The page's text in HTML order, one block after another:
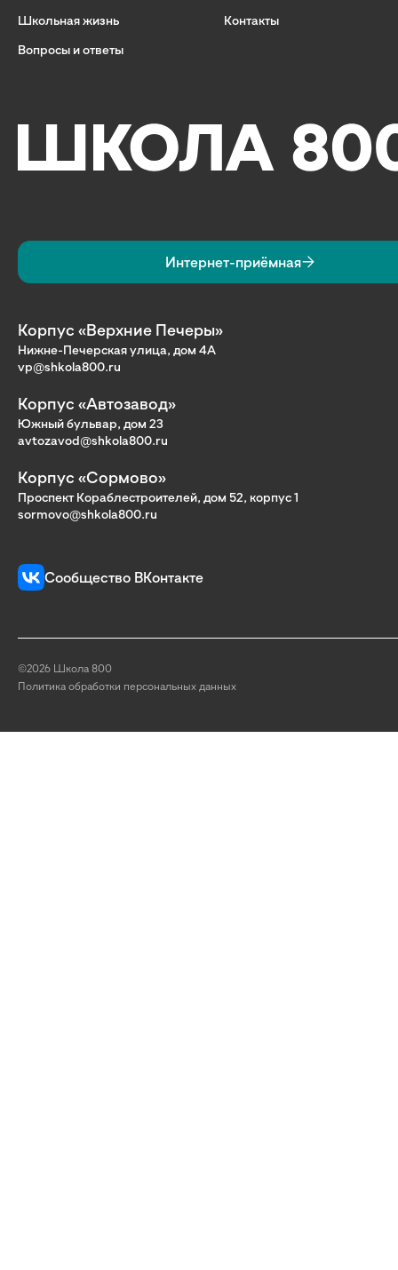
Школьная жизнь
Вопросы и ответы
Контакты
Интернет-приёмная
Корпус «Верхние Печеры»
Нижне-Печерская улица, дом 4А
vp@shkola800.ru
Корпус «Автозавод»
Южный бульвар, дом 23
avtozavod@shkola800.ru
Корпус «Сормово»
Проспект Кораблестроителей, дом 52, корпус 1
sormovo@shkola800.ru
Сообщество ВКонтакте
©2026 Школа 800
Политика обработки персональных данных